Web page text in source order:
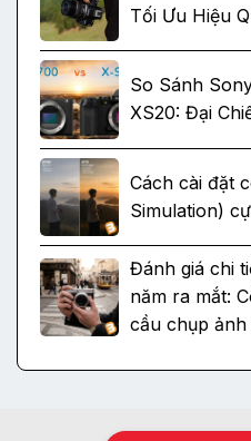
Tối Ưu Hiệu
So Sánh
XS20: Đại
Cách cài đặt
Simulation)
Đánh giá chi
năm ra mắt:
cầu chụp